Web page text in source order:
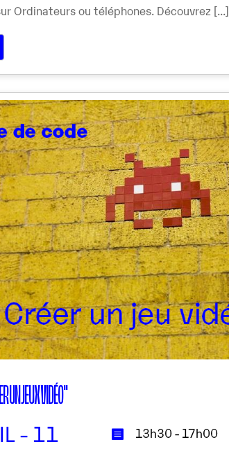
Ordinateurs ou téléphones. Découvrez [...]
UN JEUX VIDÉO"
- 11 13h30 - 17h00